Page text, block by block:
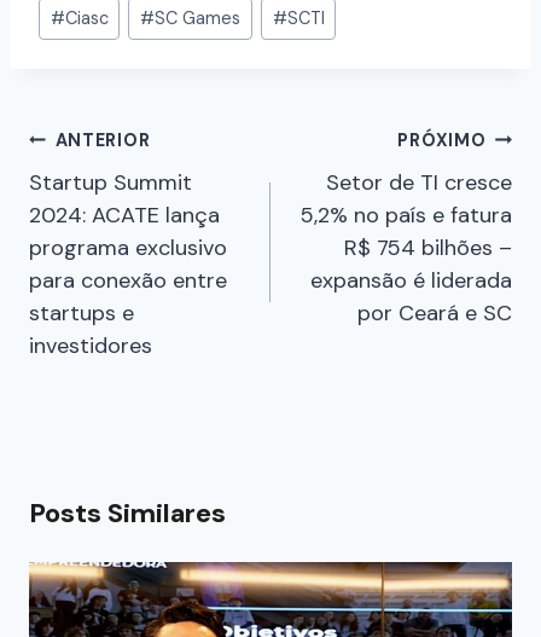
#Ciasc #SC Games #SCTI
ANTERIOR
Startup Summit
2024: ACATE lança
programa exclusivo
para conexão entre
startups e
investidores
PRÓXIMO
Setor de TI cresce
5,2% no país e fatura
R$ 754 bilhões –
expansão é liderada
por Ceará e SC
Posts Similares